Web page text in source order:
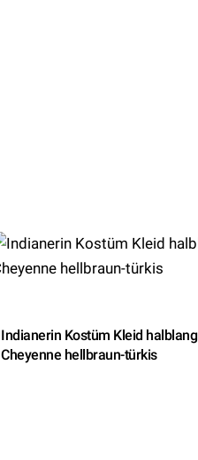
Indianerin Kostüm Kleid halblang
Cheyenne hellbraun-türkis